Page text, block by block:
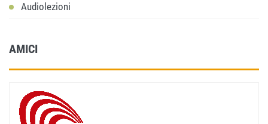
Audiolezioni
AMICI